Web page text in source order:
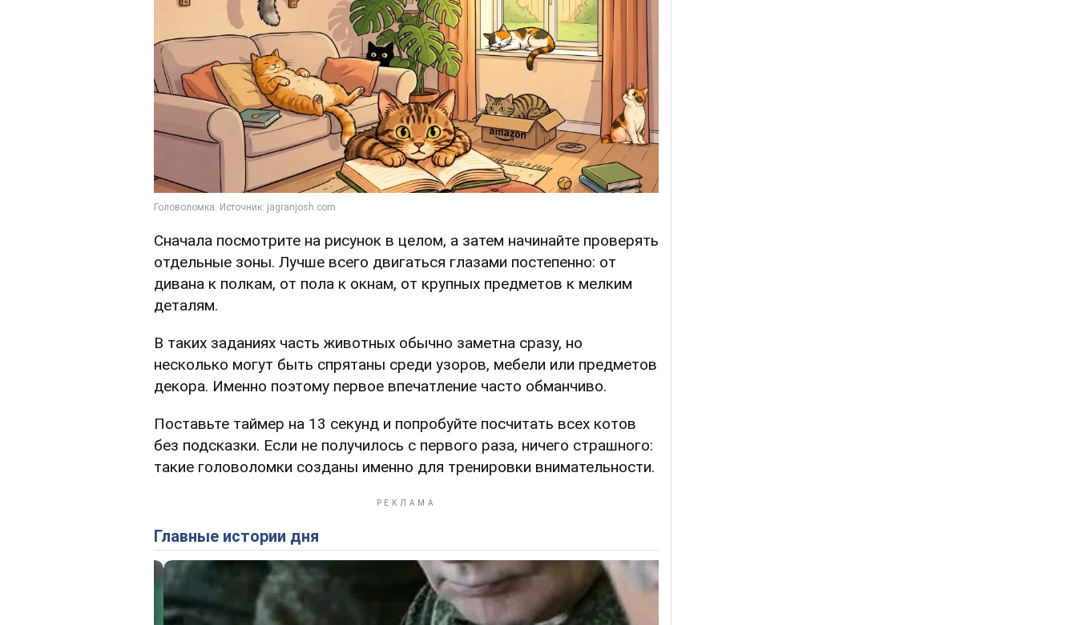
Сначала посмотрите на рисунок в целом, а затем начинайте проверять
отдельные зоны. Лучше всего двигаться глазами постепенно: от
дивана к полкам, от пола к окнам, от крупных предметов к мелким
деталям.
В таких заданиях часть животных обычно заметна сразу, но
несколько могут быть спрятаны среди узоров, мебели или предметов
декора. Именно поэтому первое впечатление часто обманчиво.
Поставьте таймер на 13 секунд и попробуйте посчитать всех котов
без подсказки. Если не получилось с первого раза, ничего страшного:
такие головоломки созданы именно для тренировки внимательности.
Главные истории дня